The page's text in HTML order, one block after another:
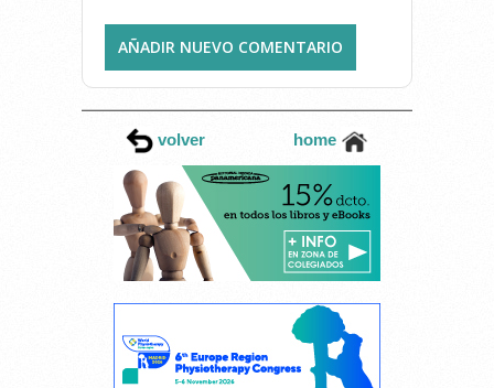
AÑADIR NUEVO COMENTARIO
volver home